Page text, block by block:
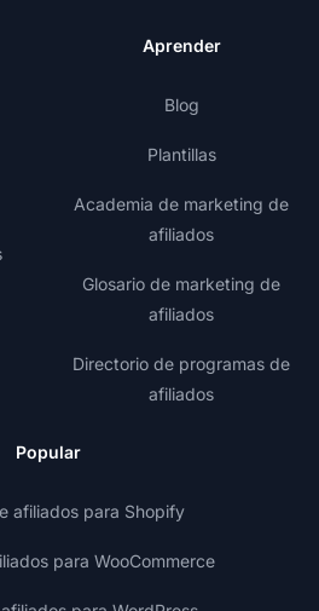
Aprender
Blog
Plantillas
Academia de marketing de
afiliados
Glosario de marketing de
afiliados
Directorio de programas de
afiliados
Popular
afiliados para Shopify
para WooCommerce